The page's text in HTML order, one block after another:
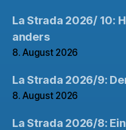
La Strada 2026/ 10:
anders
8. August 2026
La Strada 2026/9:
8. August 2026
La Strada 2026/8: